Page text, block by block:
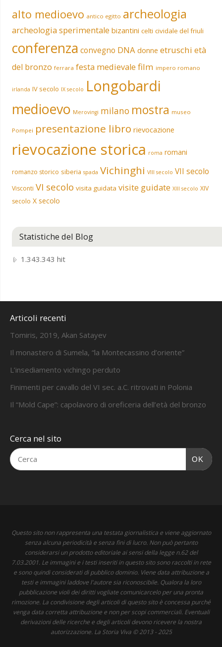
alto medioevo antico egitto archeologia
archeologia sperimentale bizantini celti cividale del friuli
conferenza convegno DNA donne etruschi età
del bronzo ferrara festa medievale film impero romano
irlanda IV secolo IX secolo Longobardi
medioevo Merovingi milano mostra museo
Pompei presentazione libro rievocazione
rievocazione storica roma romani
romanzo storico siberia spada Vichinghi VIII secolo VII secolo
Visconti VI secolo visita guidata visite guidate XIII secolo XIV
secolo X secolo
Statistiche del Blog
1.343.343 hit
Articoli recenti
Tomiris, 2019, Akan Satayev
Il monastero di Sumela, “la Montecassino d’oriente”
L’insediamento vichingo perduto
Finimenti per cavallo del VI sec. a.C. ritrovati in Polonia
Il “Mold Cape”: capolavoro di oreficeria dell’età del bronzo
Cerca nel sito
OK
Questo sito non rappresenta una testata giornalistica e viene aggiornato
senza alcuna periodicità e senza fini di lucro. Non può pertanto
considerarsi un prodotto editoriale ai sensi della legge n.62 del
7.03.2001. Le immagini e i testi inseriti in questo sito sono raccolti in rete
e sono quindi considerati di pubblico dominio. Viene data attribuzione a
testi e immagini laddove l'autore sia riconoscibile. Qualora la loro
pubblicazione violi dei diritti vogliate comunicarcelo per una pronta
rimozione. La condivisione degli articoli di questo sito è concessa purché
venga data corretta attribuzione e non per scopi commerciali. Eventuali
derivazioni delle ricerche e degli articoli devono ricevere la nostra
autorizzazione. La Storia Viva © 2013 - 2025